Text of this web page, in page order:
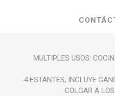
MULTIPLES USOS:
-4 ESTANTES, INCLUYE
COLGAR A